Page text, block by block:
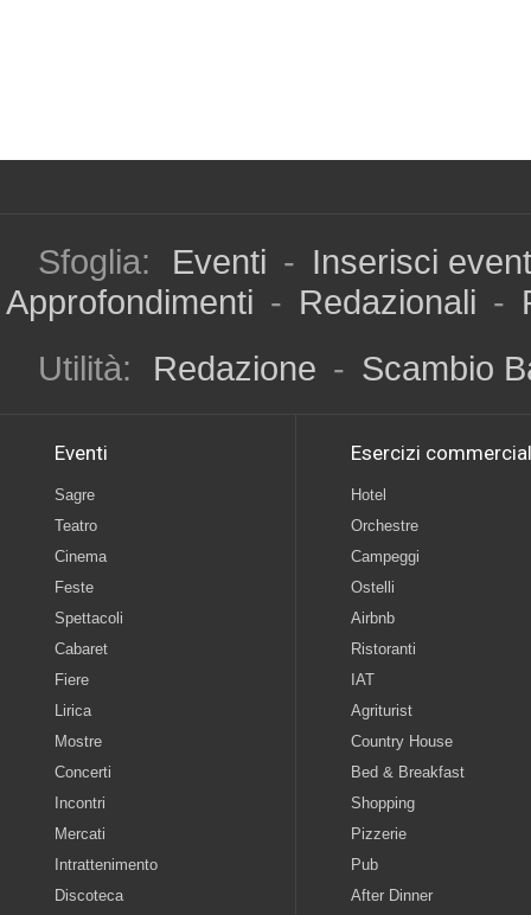
Sfoglia: Eventi - Inserisci
Approfondimenti - Redazionali -
Utilità:
Redazione - Scambio
Eventi
Sagre
Teatro
Cinema
Feste
Spettacoli
Cabaret
Fiere
Lirica
Mostre
Concerti
Incontri
Mercati
Intrattenimento
Discoteca
Esercizi
Hotel
Orchestre
Campeggi
Ostelli
Airbnb
Ristoranti
IAT
Agriturist
Country House
Bed & Breakfast
Shopping
Pizzerie
Pub
After Dinner